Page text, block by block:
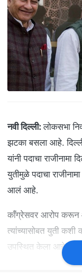
नवी दिल्ली: लोकसभा
झटका बसला आहे.
यांनी पदाचा
युतीमुळे पदाचा
आलं आहे.
काँग्रेसवर आरोप करून
त्यांच्यासोबत युती
उपस्थित केला आहे.
दिल्ली काँग्रेसने त्या